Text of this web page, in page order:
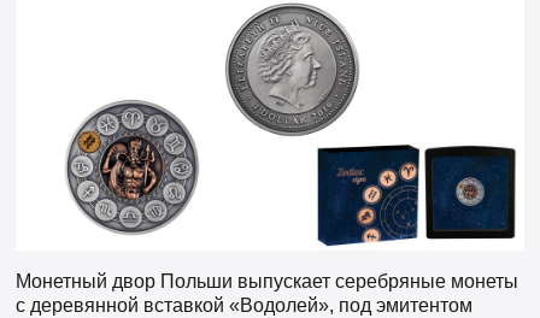
Монетный двор Польши выпускает серебряные монеты
с деревянной вставкой «Водолей», под эмитентом